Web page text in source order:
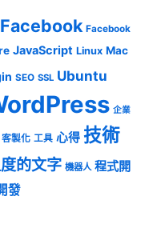
Facebook Facebook
JavaScript Linux Mac
SEO SSL Ubuntu
企業
客製化 工具 心得 技術
的文字 機器人 程式開
發